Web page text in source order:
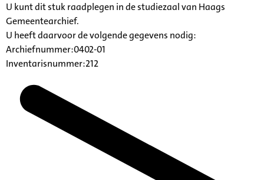
U kunt dit stuk raadplegen in de studiezaal van Haags
Gemeentearchief.
U heeft daarvoor de volgende gegevens nodig:
Archiefnummer:0402-01
Inventarisnummer:212